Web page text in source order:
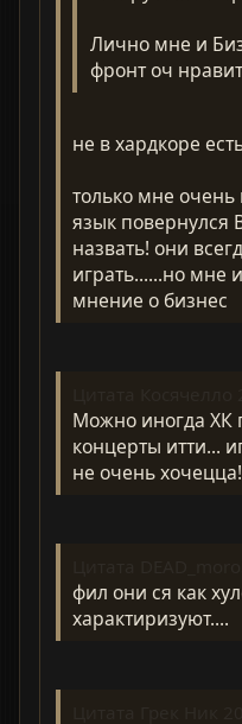
Лично мне и
фронт оч
не в хардкоре
только мне очень
язык повернулся
назвать! они
играть......но мне
мнение о бизнес
Можно иногда ХК
концерты итти...
не очень хочецца!
фил они ся как
характиризуют....